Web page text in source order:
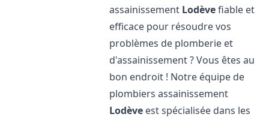
assainissement Lodèvefiable et
efficace pour résoudre vos
problèmes de plomberie et
d'assainissement ? Vous êtes au
bon endroit ! Notre équipe de
plombiers assainissement
Lodève est spécialisée dans les